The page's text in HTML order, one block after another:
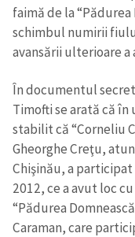
faimă de la
schimbul numirii
avansării ulterioare a
În documentul
Timofti se arată că
stabilit că “Corneliu
Gheorghe Creţu,
Chişinău, a
2012, ce a avut loc
“Pădurea
Caraman, care